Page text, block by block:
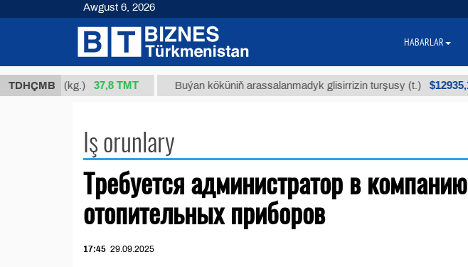
TDHÇMB
Nm 34/1 (kg.) 37,8 ТМТ Buýan köküniň arassalanmadyk glisirrizin turşusy (t.) $12935,18
Iş orunlary
Требуется администратор в компанию
отопительных приборов
17:45 29.09.2025
Awgust 6, 2026
HABARLAR